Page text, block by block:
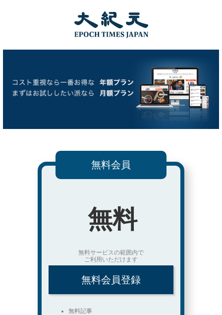
無料会員
無料
無料サービスの範囲内で
ご利用いただけます
無料会員登録
無料記事